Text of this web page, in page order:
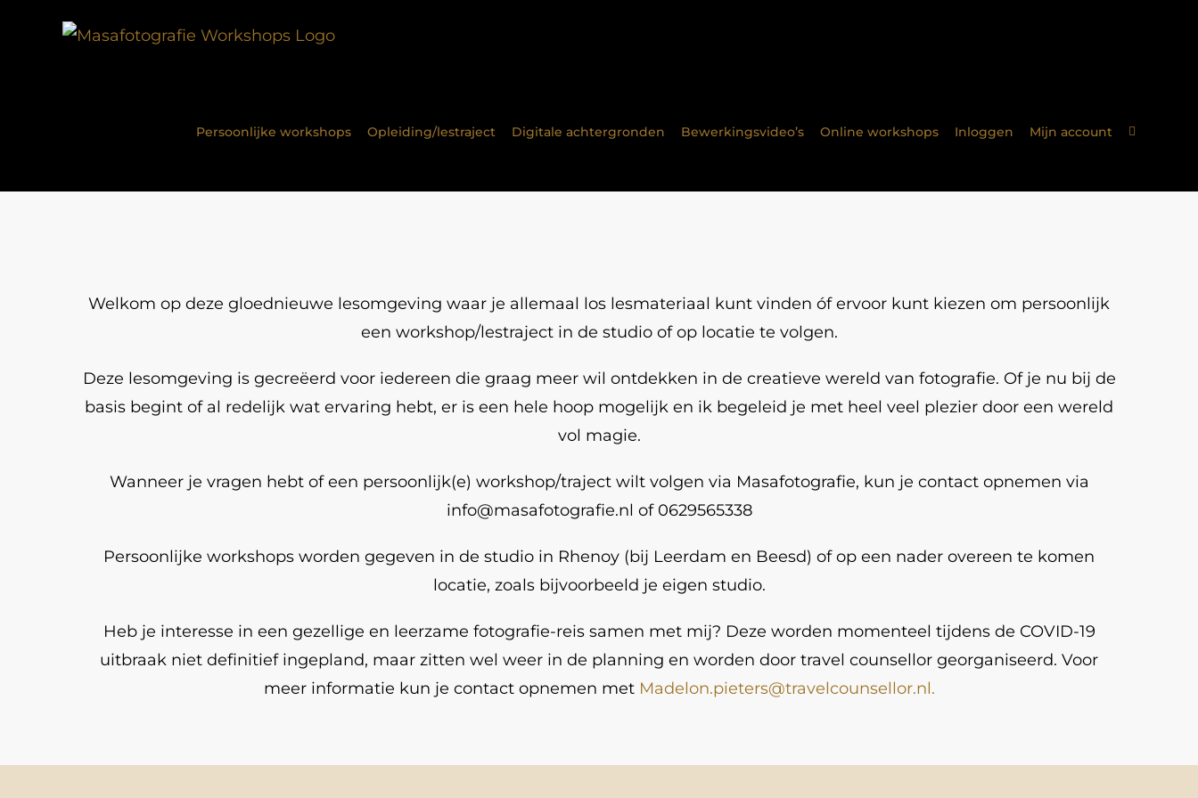
Persoonlijke workshops Opleiding/lestraject Digitale achtergronden Bewerkingsvideo’s Online workshops Inloggen Mijn account
Welkom op deze gloednieuwe lesomgeving waar je allemaal los lesmateriaal kunt vinden óf ervoor kunt kiezen om persoonlijk
een workshop/lestraject in de studio of op locatie te volgen.
Deze lesomgeving is gecreëerd voor iedereen die graag meer wil ontdekken in de creatieve wereld van fotografie. Of je nu bij de
basis begint of al redelijk wat ervaring hebt, er is een hele hoop mogelijk en ik begeleid je met heel veel plezier door een wereld
vol magie.
Wanneer je vragen hebt of een persoonlijk(e) workshop/traject wilt volgen via Masafotografie, kun je contact opnemen via
info@masafotografie.nl of 0629565338
Persoonlijke workshops worden gegeven in de studio in Rhenoy (bij Leerdam en Beesd) of op een nader overeen te komen
locatie, zoals bijvoorbeeld je eigen studio.
Heb je interesse in een gezellige en leerzame fotografie-reis samen met mij? Deze worden momenteel tijdens de COVID-19
uitbraak niet definitief ingepland, maar zitten wel weer in de planning en worden door travel counsellor georganiseerd. Voor
meer informatie kun je contact opnemen met Madelon.pieters@travelcounsellor.nl.